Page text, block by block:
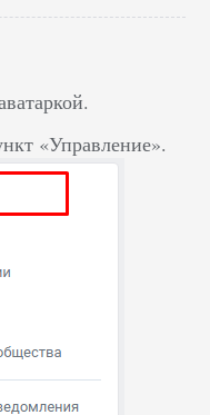
«Управление».